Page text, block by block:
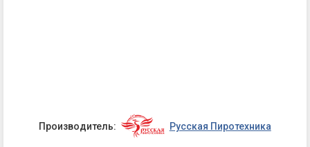
Производитель: Русская Пиротехника